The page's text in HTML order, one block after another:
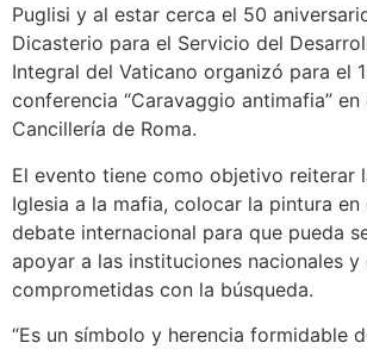
Puglisi y al estar cerca el 50
Dicasterio para el Servicio del
Integral del Vaticano organizó para el
conferencia “Caravaggio antimafia”
Cancillería de Roma.
El evento tiene como objetivo reiterar
Iglesia a la mafia, colocar la pintura
debate internacional para que pueda
apoyar a las instituciones nacionales y
comprometidas con la búsqueda.
“Es un símbolo y herencia formidable